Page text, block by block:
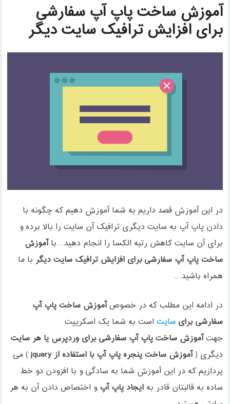
آموزش ساخت پاپ آپ سفارشی
برای افزایش ترافیک سایت دیگر
در این آموزش قصد داریم به شما آموزش دهیم که چگونه با
دادن پاپ آپ به سایت دیگری ترافیک آن سایت را بالا برده و
برای آن سایت کاهش رتبه الکسا را انجام دهید…باآموزش
ساخت پاپ آپ سفارشی برای افزایش ترافیک سایت دیگر با ما
همراه باشید…
در ادامه این مطلب که در خصوصآموزش ساخت پاپ آپ
سفارشی برایسایت است به شما یک اسکریپت
جهتآموزش ساخت پاپ آپ سفارشی برای وردپرس یا هر سایت
دیگری (آموزش ساخت پنجره پاپ آپ با استفاده از jquery
) می
پردازیم که در این آموزش شما به سادگی و با افزودن دو خط
ساده به قالبتان قادر بهایجاد پاپ آپ و اختصاص دادن آن به هر